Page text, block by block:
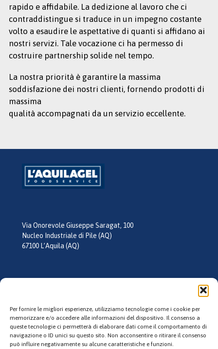
Per fornire le migliori esperienze, utilizziamo tecnologie come i cookie per
memorizzare e/o accedere alle informazioni del dispositivo. Il consenso a
queste tecnologie ci permetterà di elaborare dati come il comportamento di
navigazione o ID unici su questo sito. Non acconsentire o ritirare il consenso
può influire negativamente su alcune caratteristiche e funzioni.
rapido e affidabile. La dedizione al lavoro che ci
contraddistingue si traduce in un impegno costante
volto a esaudire le aspettative di quanti si affidano ai
nostri servizi. Tale vocazione ci ha permesso di
costruire partnership solide nel tempo.
La nostra priorità è garantire la massima
soddisfazione dei nostri clienti, fornendo prodotti di
massima
qualità accompagnati da un servizio eccellente.
Via Onorevole Giuseppe Saragat, 100
Nucleo Industriale di Pile (AQ)
67100 L’Aquila (AQ)
Follow us